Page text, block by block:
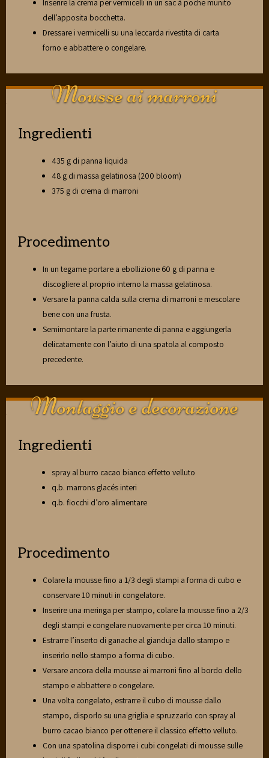
Inserire la crema per vermicelli in un sac à poche munito
dell’apposita bocchetta.
Dressare i vermicelli su una leccarda rivestita di carta
forno e abbattere o congelare.
Mousse ai marroni
Ingredienti
435 g di panna liquida
48 g di massa gelatinosa (200 bloom)
375 g di crema di marroni
Procedimento
In un tegame portare a ebollizione 60 g di panna e
discogliere al proprio interno la massa gelatinosa.
Versare la panna calda sulla crema di marroni e mescolare
bene con una frusta.
Semimontare la parte rimanente di panna e aggiungerla
delicatamente con l’aiuto di una spatola al composto
precedente.
Montaggio e decorazione
Ingredienti
spray al burro cacao bianco effetto velluto
q.b. marrons glacés interi
q.b. fiocchi d’oro alimentare
Procedimento
Colare la mousse fino a 1/3 degli stampi a forma di cubo e
conservare 10 minuti in congelatore.
Inserire una meringa per stampo, colare la mousse fino a 2/3
degli stampi e congelare nuovamente per circa 10 minuti.
Estrarre l’inserto di ganache al gianduja dallo stampo e
inserirlo nello stampo a forma di cubo.
Versare ancora della mousse ai marroni fino al bordo dello
stampo e abbattere o congelare.
Una volta congelato, estrarre il cubo di mousse dallo
stampo, disporlo su una griglia e spruzzarlo con spray al
burro cacao bianco per ottenere il classico effetto velluto.
Con una spatolina disporre i cubi congelati di mousse sulle